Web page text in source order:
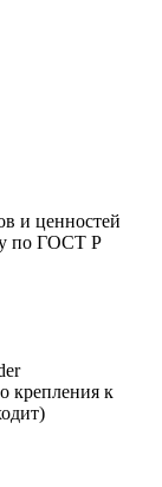
и ценностей
по ГОСТ Р
крепления к